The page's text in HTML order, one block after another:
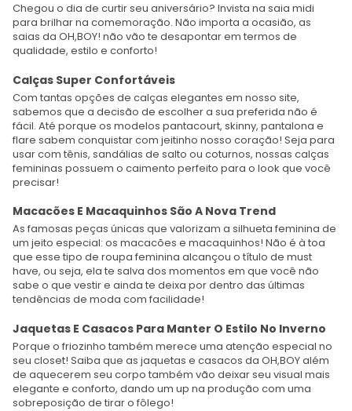
Chegou o dia de curtir seu aniversário? Invista na saia midi
para brilhar na comemoração. Não importa a ocasião, as
saias da OH,BOY! não vão te desapontar em termos de
qualidade, estilo e conforto!
Calças Super Confortáveis
Com tantas opções de calças elegantes em nosso site,
sabemos que a decisão de escolher a sua preferida não é
fácil. Até porque os modelos pantacourt, skinny, pantalona e
flare sabem conquistar com jeitinho nosso coração! Seja para
usar com tênis, sandálias de salto ou coturnos, nossas calças
femininas possuem o caimento perfeito para o look que você
precisar!
Macacões E Macaquinhos São A Nova Trend
As famosas peças únicas que valorizam a silhueta feminina de
um jeito especial: os macacões e macaquinhos! Não é à toa
que esse tipo de roupa feminina alcançou o título de must
have, ou seja, ela te salva dos momentos em que você não
sabe o que vestir e ainda te deixa por dentro das últimas
tendências de moda com facilidade!
Jaquetas E Casacos Para Manter O Estilo No Inverno
Porque o friozinho também merece uma atenção especial no
seu closet! Saiba que as jaquetas e casacos da OH,BOY além
de aquecerem seu corpo também vão deixar seu visual mais
elegante e conforto, dando um up na produção com uma
sobreposição de tirar o fôlego!